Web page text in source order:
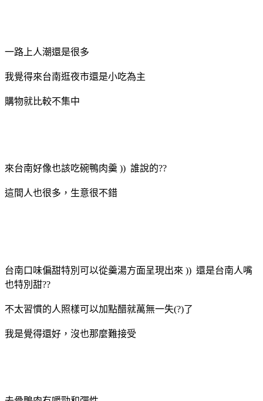
一路上人潮還是很多
我覺得來台南逛夜市還是小吃為主
購物就比較不集中
來台南好像也該吃碗鴨肉羹 )) 誰說的??
這間人也很多，生意很不錯
台南口味偏甜特別可以從羹湯方面呈現出來 )) 還是台南人嘴
也特別甜??
不太習慣的人照樣可以加點醋就萬無一失(?)了
我是覺得還好，沒也那麼難接受